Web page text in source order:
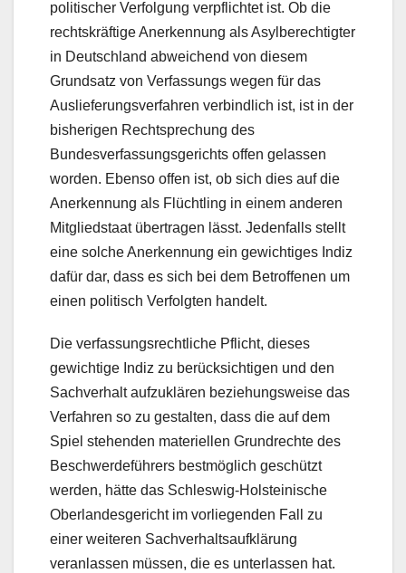
politischer Verfolgung verpflichtet ist. Ob die
rechtskräftige Anerkennung als Asylberechtigter
in Deutschland abweichend von diesem
Grundsatz von Verfassungs wegen für das
Auslieferungsverfahren verbindlich ist, ist in der
bisherigen Rechtsprechung des
Bundesverfassungsgerichts offen gelassen
worden. Ebenso offen ist, ob sich dies auf die
Anerkennung als Flüchtling in einem anderen
Mitgliedstaat übertragen lässt. Jedenfalls stellt
eine solche Anerkennung ein gewichtiges Indiz
dafür dar, dass es sich bei dem Betroffenen um
einen politisch Verfolgten handelt.
Die verfassungsrechtliche Pflicht, dieses
gewichtige Indiz zu berücksichtigen und den
Sachverhalt aufzuklären beziehungsweise das
Verfahren so zu gestalten, dass die auf dem
Spiel stehenden materiellen Grundrechte des
Beschwerdeführers bestmöglich geschützt
werden, hätte das Schleswig-Holsteinische
Oberlandesgericht im vorliegenden Fall zu
einer weiteren Sachverhaltsaufklärung
veranlassen müssen, die es unterlassen hat.